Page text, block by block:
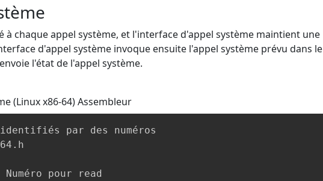
à chaque appel système, et l'interface d'appel système maintient une
d'appel système invoque ensuite l'appel système prévu dans le
l'état de l'appel système.
(Linux x86-64)Assembleur
par des numéros
pour read